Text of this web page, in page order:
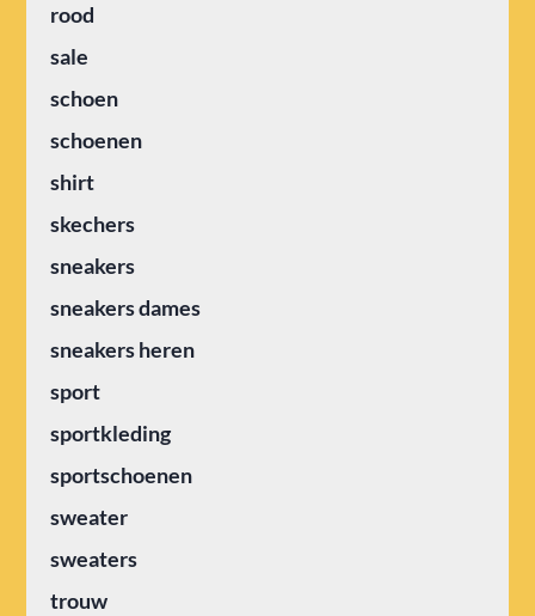
rood
sale
schoen
schoenen
shirt
skechers
sneakers
sneakers dames
sneakers heren
sport
sportkleding
sportschoenen
sweater
sweaters
trouw